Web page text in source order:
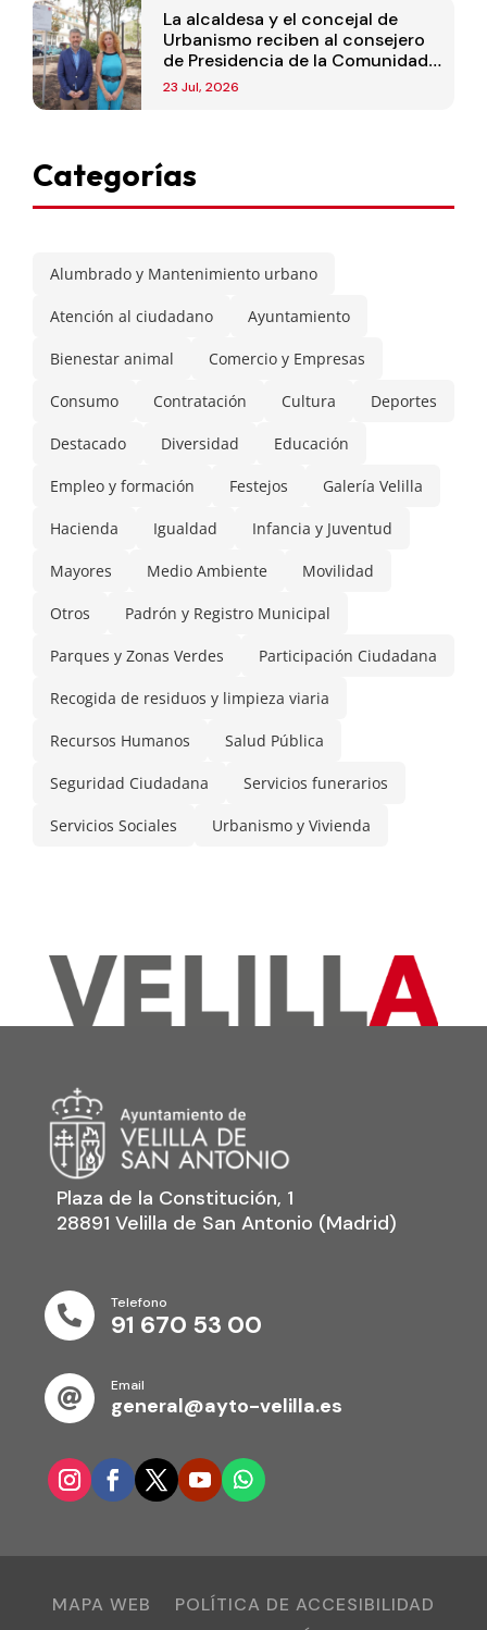
La alcaldesa y el concejal de
Urbanismo reciben al consejero
de Presidencia de la Comunidad
de Madrid
23 Jul, 2026
Categorías
Alumbrado y Mantenimiento urbano
Atención al ciudadano Ayuntamiento
Bienestar animal Comercio y Empresas
Consumo Contratación Cultura Deportes
Destacado Diversidad Educación
Empleo y formación Festejos Galería Velilla
Hacienda Igualdad Infancia y Juventud
Mayores Medio Ambiente Movilidad
Otros Padrón y Registro Municipal
Parques y Zonas Verdes Participación Ciudadana
Recogida de residuos y limpieza viaria
Recursos Humanos Salud Pública
Seguridad Ciudadana Servicios funerarios
Servicios Sociales Urbanismo y Vivienda
Plaza de la Constitución, 1
28891 Velilla de San Antonio (Madrid)

Telefono
91 670 53 00

Email
general@ayto-velilla.es
MAPA WEB
POLÍTICA DE ACCESIBILIDAD